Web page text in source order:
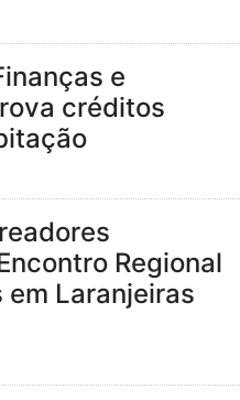
e
créditos
Regional
em Laranjeiras